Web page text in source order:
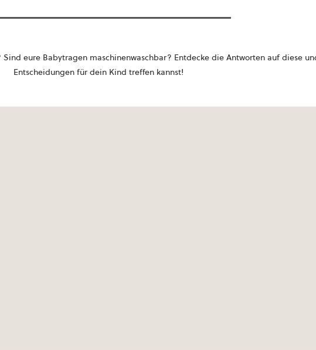
eure Babytragen maschinenwaschbar? Entdecke die Antworten auf diese
Entscheidungen für dein Kind treffen kannst!